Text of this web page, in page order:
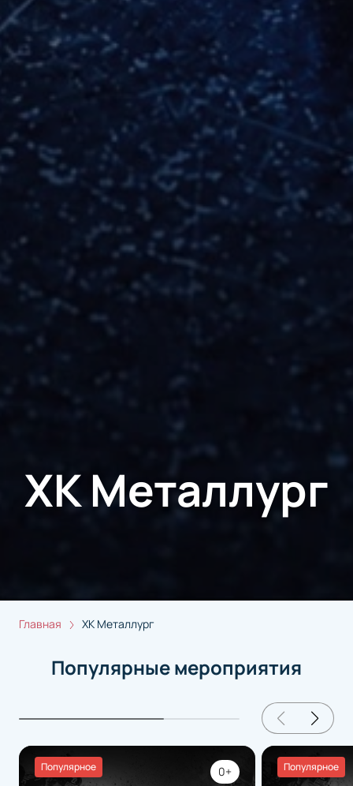
ХК Металлург
Главная ХК Металлург
Популярные мероприятия
Популярное 0+ Популярное